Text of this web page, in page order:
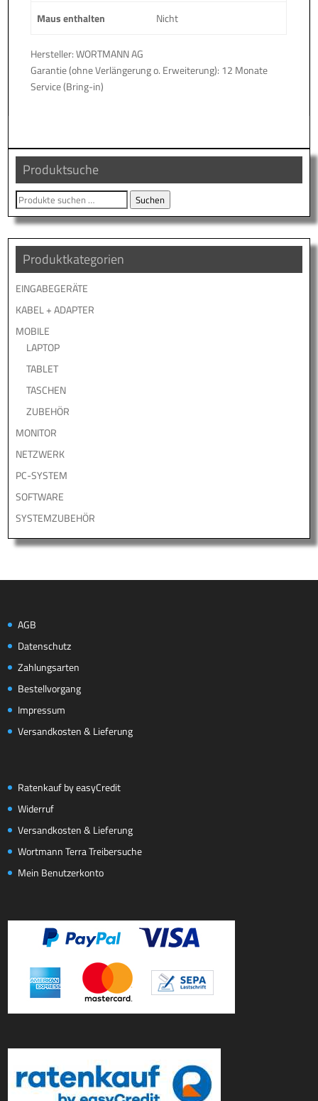
Maus enthalten Nicht
Hersteller: WORTMANN AG
Garantie (ohne Verlängerung o. Erweiterung): 12 Monate
Service (Bring-in)
Produktsuche
Suche
nach:
Suchen
Produktkategorien
EINGABEGERÄTE
KABEL + ADAPTER
MOBILE
LAPTOP
TABLET
TASCHEN
ZUBEHÖR
MONITOR
NETZWERK
PC-SYSTEM
SOFTWARE
SYSTEMZUBEHÖR
AGB
Datenschutz
Zahlungsarten
Bestellvorgang
Impressum
Versandkosten & Lieferung
Ratenkauf by easyCredit
Widerruf
Versandkosten & Lieferung
Wortmann Terra Treibersuche
Mein Benutzerkonto